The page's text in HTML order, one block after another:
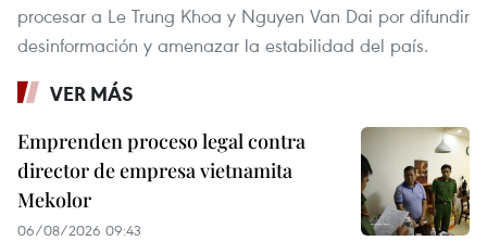
procesar a Le Trung Khoa y Nguyen Van Dai por difundir
desinformación y amenazar la estabilidad del país.
VER MÁS
Emprenden proceso legal contra
director de empresa vietnamita
Mekolor
06/08/2026 09:43